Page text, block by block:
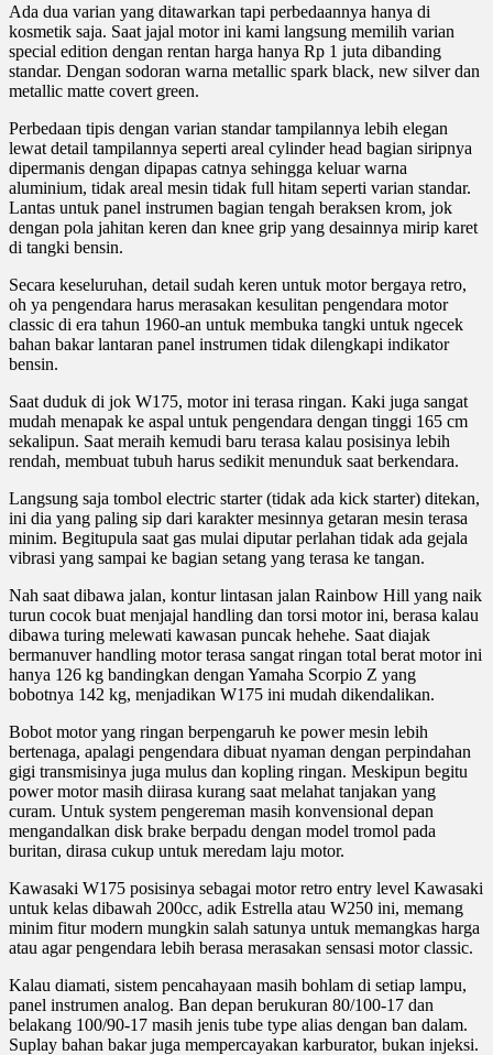
Ada dua varian yang ditawarkan tapi perbedaannya hanya di
kosmetik saja. Saat jajal motor ini kami langsung memilih varian
special edition dengan rentan harga hanya Rp 1 juta dibanding
standar. Dengan sodoran warna metallic spark black, new silver dan
metallic matte covert green.
Perbedaan tipis dengan varian standar tampilannya lebih elegan
lewat detail tampilannya seperti areal cylinder head bagian siripnya
dipermanis dengan dipapas catnya sehingga keluar warna
aluminium, tidak areal mesin tidak full hitam seperti varian standar.
Lantas untuk panel instrumen bagian tengah beraksen krom, jok
dengan pola jahitan keren dan knee grip yang desainnya mirip karet
di tangki bensin.
Secara keseluruhan, detail sudah keren untuk motor bergaya retro,
oh ya pengendara harus merasakan kesulitan pengendara motor
classic di era tahun 1960-an untuk membuka tangki untuk ngecek
bahan bakar lantaran panel instrumen tidak dilengkapi indikator
bensin.
Saat duduk di jok W175, motor ini terasa ringan. Kaki juga sangat
mudah menapak ke aspal untuk pengendara dengan tinggi 165 cm
sekalipun. Saat meraih kemudi baru terasa kalau posisinya lebih
rendah, membuat tubuh harus sedikit menunduk saat berkendara.
Langsung saja tombol electric starter (tidak ada kick starter) ditekan,
ini dia yang paling sip dari karakter mesinnya getaran mesin terasa
minim. Begitupula saat gas mulai diputar perlahan tidak ada gejala
vibrasi yang sampai ke bagian setang yang terasa ke tangan.
Nah saat dibawa jalan, kontur lintasan jalan Rainbow Hill yang naik
turun cocok buat menjajal handling dan torsi motor ini, berasa kalau
dibawa turing melewati kawasan puncak hehehe. Saat diajak
bermanuver handling motor terasa sangat ringan total berat motor ini
hanya 126 kg bandingkan dengan Yamaha Scorpio Z yang
bobotnya 142 kg, menjadikan W175 ini mudah dikendalikan.
Bobot motor yang ringan berpengaruh ke power mesin lebih
bertenaga, apalagi pengendara dibuat nyaman dengan perpindahan
gigi transmisinya juga mulus dan kopling ringan. Meskipun begitu
power motor masih diirasa kurang saat melahat tanjakan yang
curam. Untuk system pengereman masih konvensional depan
mengandalkan disk brake berpadu dengan model tromol pada
buritan, dirasa cukup untuk meredam laju motor.
Kawasaki W175 posisinya sebagai motor retro entry level Kawasaki
untuk kelas dibawah 200cc, adik Estrella atau W250 ini, memang
minim fitur modern mungkin salah satunya untuk memangkas harga
atau agar pengendara lebih berasa merasakan sensasi motor classic.
Kalau diamati, sistem pencahayaan masih bohlam di setiap lampu,
panel instrumen analog. Ban depan berukuran 80/100-17 dan
belakang 100/90-17 masih jenis tube type alias dengan ban dalam.
Suplay bahan bakar juga mempercayakan karburator, bukan injeksi.